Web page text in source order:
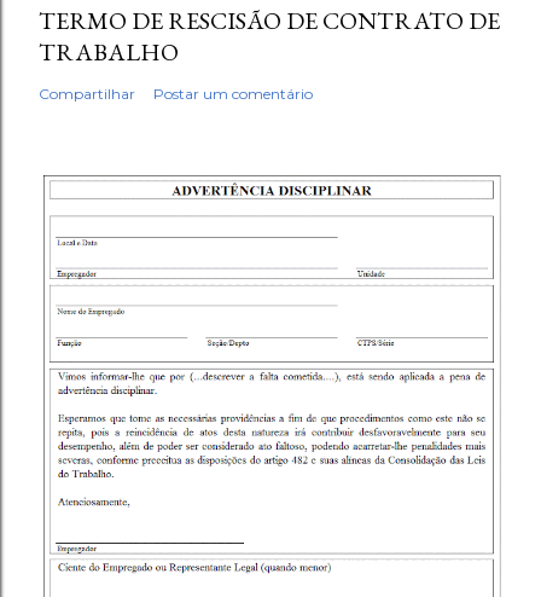
TERMO DE RESCISÃO DE CONTRATO DE
TRABALHO
Compartilhar Postar um comentário